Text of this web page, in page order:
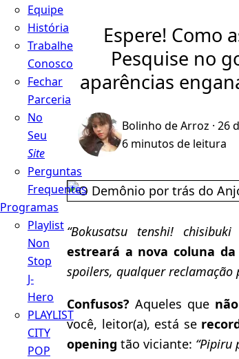
Equipe
História
Trabalhe
Conosco
Fechar
Parceria
No
Seu
Site
Perguntas
Frequentes
Programas
Playlist
Non
Stop
J-
Hero
PLAYLIST
CITY
POP
Espere! Como
Pesquise no
aparências
Bolinho de Arroz · 26
6 minutos de leitura
“Bokusatsu tenshi! chisibuki
estreará a nova coluna da
spoilers, qualquer reclamação
Confusos? Aqueles que
você, leitor(a), está se
opening tão viciante: